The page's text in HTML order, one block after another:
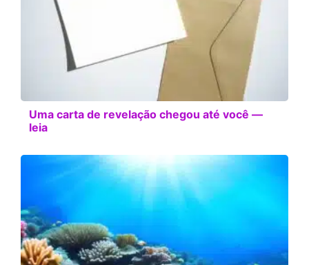
Uma carta de revelação chegou até você —
leia